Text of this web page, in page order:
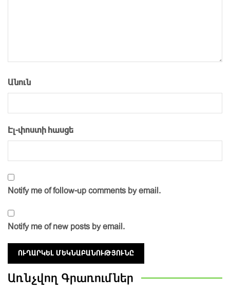
Անուն
Էլ-փոստի հասցե
Notify me of follow-up comments by email.
Notify me of new posts by email.
Առնչվող Գրառումներ